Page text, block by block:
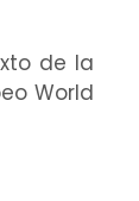
de la
World